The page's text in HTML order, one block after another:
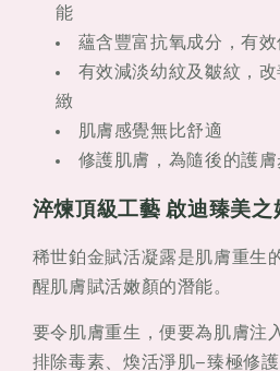
能
蘊含豐富抗氧成分，有效
有效減淡幼紋及皺紋，
緻
肌膚感覺無比舒適
修護肌膚，為隨後的護
淬煉頂級工藝 啟迪臻美之
稀世鉑金賦活凝露是肌膚重生
醒肌膚賦活嫩顏的潛能。
要令肌膚重生，便要為肌膚注
排除毒素、煥活淨肌–臻極修